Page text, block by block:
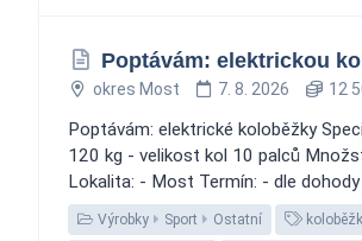
Poptávám: elektrickou
okres Most 7. 8. 2026 12
Poptávám: elektrické koloběžky
120 kg - velikost kol 10 palců
Lokalita: - Most Termín: - dle dohody
Výrobky Sport Ostatní